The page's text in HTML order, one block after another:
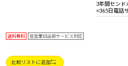
3年間センド
×365日電話
送料無料 翌営業日出荷サービス対応
比較リストに追加